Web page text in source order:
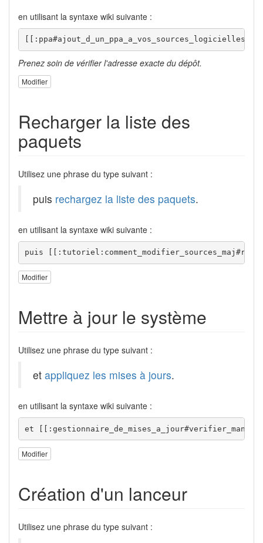
en utilisant la syntaxe wiki suivante :
Prenez soin de vérifier l'adresse exacte du dépôt.
Modifier
Recharger la liste des
paquets
Utilisez une phrase du type suivant :
puis rechargez la liste des paquets.
en utilisant la syntaxe wiki suivante :
puis
Modifier
Mettre à jour le système
Utilisez une phrase du type suivant :
et appliquez les mises à jours.
en utilisant la syntaxe wiki suivante :
et
Modifier
Création d'un lanceur
Utilisez une phrase du type suivant :